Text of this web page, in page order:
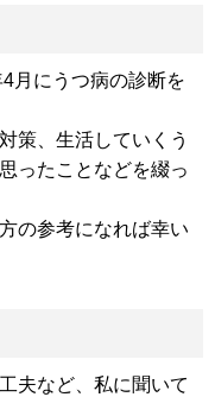
月にうつ病の診断を
策、生活していくう
ったことなどを綴っ
の参考になれば幸い
夫など、私に聞いて